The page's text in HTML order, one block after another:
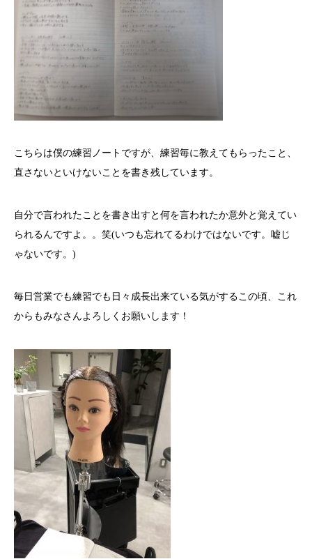
こちらは僕の練習ノートですが、練習毎に教えてもらったこと、
直さないといけないことを書き残しています。
自分で言われたことを書き出すと何を言われたか意外と覚えてい
られるんですよ。。笑(いつも忘れてるわけではないです。嘘じ
ゃないです。)
毎日営業でも練習でも日々成長出来ている気がするこの頃、これ
からもみなさんよろしくお願いします！